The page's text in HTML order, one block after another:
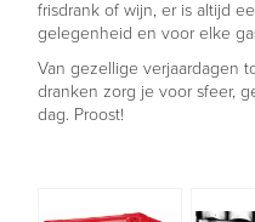
frisdrank of wijn, er is altijd
gelegenheid en voor elke
Van gezellige verjaardagen
dranken zorg je voor sfeer,
dag. Proost!